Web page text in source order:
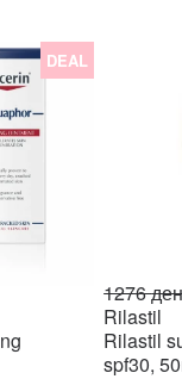
DEAL
1276
Rilastil
Rilastil
spf30,